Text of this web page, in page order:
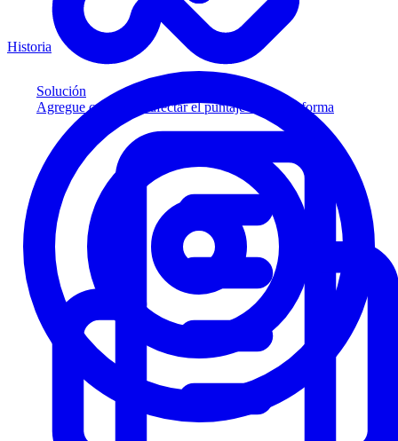
Solución
Agregue crédito sin afectar el puntaje a su plataforma
Historia